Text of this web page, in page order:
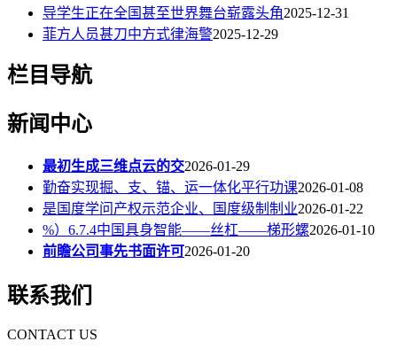
导学生正在全国甚至世界舞台崭露头角2025-12-31
菲方人员甚刀中方式律海警2025-12-29
栏目导航
新闻中心
最初生成三维点云的交2026-01-29
勤奋实现掘、支、锚、运一体化平行功课2026-01-08
是国度学问产权示范企业、国度级制制业2026-01-22
%）6.7.4中国具身智能——丝杠——梯形螺2026-01-10
前瞻公司事先书面许可2026-01-20
联系我们
CONTACT US